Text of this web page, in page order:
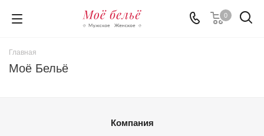
0
Главная
Моё Бельё
Компания